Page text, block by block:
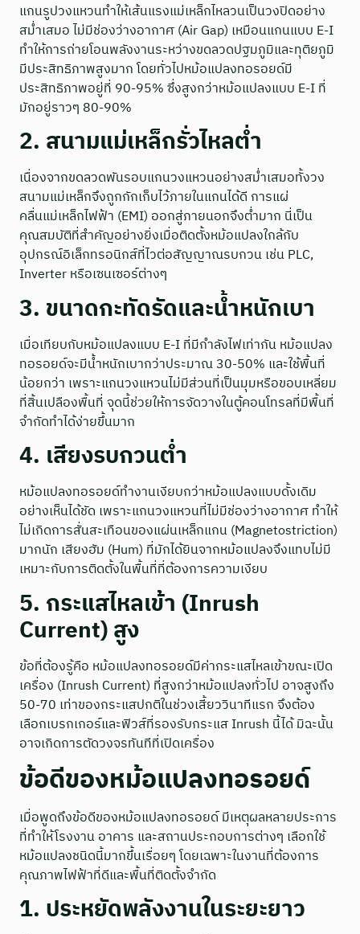
แกนรูปวงแหวนทำให้เส้นแรงแม่เหล็กไหลวนเป็นวงปิดอย่าง
สม่ำเสมอ ไม่มีช่องว่างอากาศ (Air Gap) เหมือนแกนแบบ E-I
ทำให้การถ่ายโอนพลังงานระหว่างขดลวดปฐมภูมิและทุติยภูมิ
มีประสิทธิภาพสูงมาก โดยทั่วไปหม้อแปลงทอรอยด์มี
ประสิทธิภาพอยู่ที่ 90-95% ซึ่งสูงกว่าหม้อแปลงแบบ E-I ที่
มักอยู่ราวๆ 80-90%
2. สนามแม่เหล็กรั่วไหลต่ำ
เนื่องจากขดลวดพันรอบแกนวงแหวนอย่างสม่ำเสมอทั้งวง
สนามแม่เหล็กจึงถูกกักเก็บไว้ภายในแกนได้ดี การแผ่
คลื่นแม่เหล็กไฟฟ้า (EMI) ออกสู่ภายนอกจึงต่ำมาก นี่เป็น
คุณสมบัติที่สำคัญอย่างยิ่งเมื่อติดตั้งหม้อแปลงใกล้กับ
อุปกรณ์อิเล็กทรอนิกส์ที่ไวต่อสัญญาณรบกวน เช่น PLC,
Inverter หรือเซนเซอร์ต่างๆ
3. ขนาดกะทัดรัดและน้ำหนักเบา
เมื่อเทียบกับหม้อแปลงแบบ E-I ที่มีกำลังไฟเท่ากัน หม้อแปลง
ทอรอยด์จะมีน้ำหนักเบากว่าประมาณ 30-50% และใช้พื้นที่
น้อยกว่า เพราะแกนวงแหวนไม่มีส่วนที่เป็นมุมหรือขอบเหลี่ยม
ที่สิ้นเปลืองพื้นที่ จุดนี้ช่วยให้การจัดวางในตู้คอนโทรลที่มีพื้นที่
จำกัดทำได้ง่ายขึ้นมาก
4. เสียงรบกวนต่ำ
หม้อแปลงทอรอยด์ทำงานเงียบกว่าหม้อแปลงแบบดั้งเดิม
อย่างเห็นได้ชัด เพราะแกนวงแหวนที่ไม่มีช่องว่างอากาศ ทำให้
ไม่เกิดการสั่นสะเทือนของแผ่นเหล็กแกน (Magnetostriction)
มากนัก เสียงฮัม (Hum) ที่มักได้ยินจากหม้อแปลงจึงแทบไม่มี
เหมาะกับการติดตั้งในพื้นที่ที่ต้องการความเงียบ
5. กระแสไหลเข้า (Inrush
Current) สูง
ข้อที่ต้องรู้คือ หม้อแปลงทอรอยด์มีค่ากระแสไหลเข้าขณะเปิด
เครื่อง (Inrush Current) ที่สูงกว่าหม้อแปลงทั่วไป อาจสูงถึง
50-70 เท่าของกระแสปกติในช่วงเสี้ยววินาทีแรก จึงต้อง
เลือกเบรกเกอร์และฟิวส์ที่รองรับกระแส Inrush นี้ได้ มิฉะนั้น
อาจเกิดการตัดวงจรทันทีที่เปิดเครื่อง
ข้อดีของหม้อแปลงทอรอยด์
เมื่อพูดถึงข้อดีของหม้อแปลงทอรอยด์ มีเหตุผลหลายประการ
ที่ทำให้โรงงาน อาคาร และสถานประกอบการต่างๆ เลือกใช้
หม้อแปลงชนิดนี้มากขึ้นเรื่อยๆ โดยเฉพาะในงานที่ต้องการ
คุณภาพไฟฟ้าที่ดีและพื้นที่ติดตั้งจำกัด
1. ประหยัดพลังงานในระยะยาว